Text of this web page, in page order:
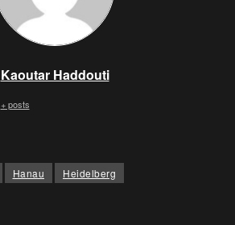
Kaoutar Haddouti
+ posts
Hanau
Heidelberg